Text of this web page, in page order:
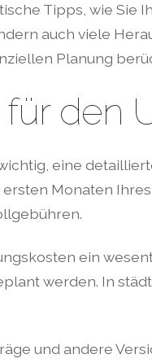
Tipps, wie Sie
auch viele
Planung
den
eine
Monaten
ein
werden. In
und andere